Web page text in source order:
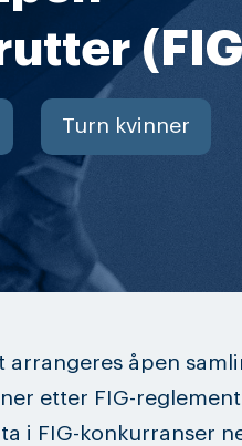
Turn kvinner
arrangeres åpen
etter FIG-
i FIG-konkurranser